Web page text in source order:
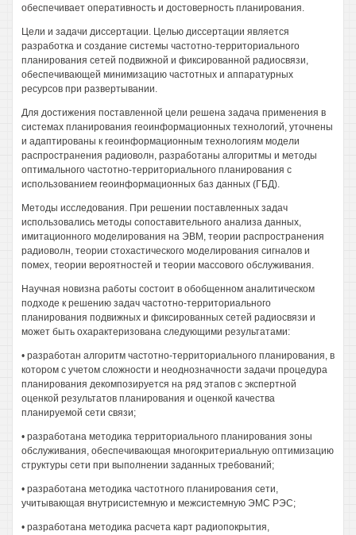
обеспечивает оперативность и достоверность планирования.
Цели и задачи диссертации. Целью диссертации является
разработка и создание системы частотно-территориального
планирования сетей подвижной и фиксированной радиосвязи,
обеспечивающей минимизацию частотных и аппаратурных
ресурсов при развертывании.
Для достижения поставленной цели решена задача применения в
системах планирования геоинформационных технологий, уточнены
и адаптированы к геоинформационным технологиям модели
распространения радиоволн, разработаны алгоритмы и методы
оптимального частотно-территориального планирования с
использованием геоинформационных баз данных (ГБД).
Методы исследования. При решении поставленных задач
использовались методы сопоставительного анализа данных,
имитационного моделирования на ЭВМ, теории распространения
радиоволн, теории стохастического моделирования сигналов и
помех, теории вероятностей и теории массового обслуживания.
Научная новизна работы состоит в обобщенном аналитическом
подходе к решению задач частотно-территориального
планирования подвижных и фиксированных сетей радиосвязи и
может быть охарактеризована следующими результатами:
• разработан алгоритм частотно-территориального планирования, в
котором с учетом сложности и неоднозначности задачи процедура
планирования декомпозируется на ряд этапов с экспертной
оценкой результатов планирования и оценкой качества
планируемой сети связи;
• разработана методика территориального планирования зоны
обслуживания, обеспечивающая многокритериальную оптимизацию
структуры сети при выполнении заданных требований;
• разработана методика частотного планирования сети,
учитывающая внутрисистемную и межсистемную ЭМС РЭС;
• разработана методика расчета карт радиопокрытия,